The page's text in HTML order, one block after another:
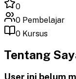
0
0 Pembelajar
0 Kursus
Tentang
User ini belum